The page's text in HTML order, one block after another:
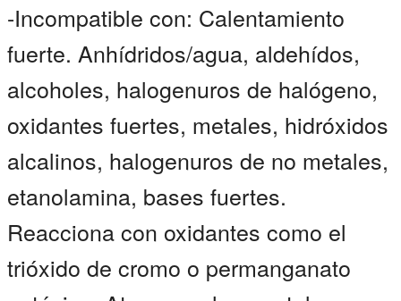
-Incompatible con: Calentamiento
fuerte. Anhídridos/agua, aldehídos,
alcoholes, halogenuros de halógeno,
oxidantes fuertes, metales, hidróxidos
alcalinos, halogenuros de no metales,
etanolamina, bases fuertes.
Reacciona con oxidantes como el
trióxido de cromo o permanganato